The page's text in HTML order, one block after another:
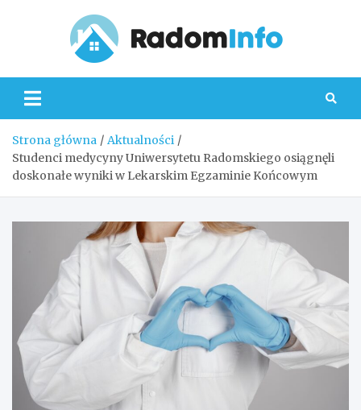
Strona główna
Aktualności
Studenci medycyny Uniwersytetu Radomskiego osiągnęli
doskonałe wyniki w Lekarskim Egzaminie Końcowym